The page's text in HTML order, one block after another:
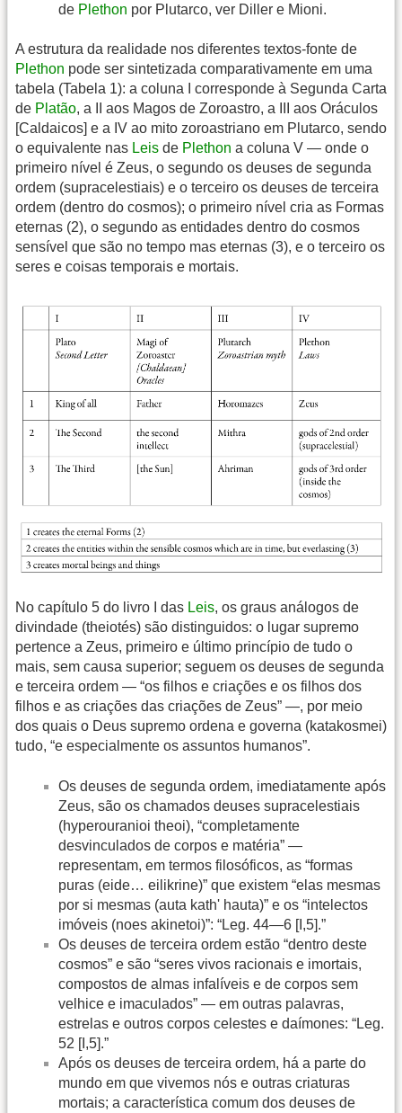
de Plethon por Plutarco, ver Diller e Mioni.
A estrutura da realidade nos diferentes textos-fonte de
Plethon pode ser sintetizada comparativamente em uma
tabela (Tabela 1): a coluna I corresponde à Segunda Carta
de Platão, a II aos Magos de Zoroastro, a III aos Oráculos
[Caldaicos] e a IV ao mito zoroastriano em Plutarco, sendo
o equivalente nas Leis de Plethon a coluna V — onde o
primeiro nível é Zeus, o segundo os deuses de segunda
ordem (supracelestiais) e o terceiro os deuses de terceira
ordem (dentro do cosmos); o primeiro nível cria as Formas
eternas (2), o segundo as entidades dentro do cosmos
sensível que são no tempo mas eternas (3), e o terceiro os
seres e coisas temporais e mortais.
No capítulo 5 do livro I das Leis, os graus análogos de
divindade (theiotés) são distinguidos: o lugar supremo
pertence a Zeus, primeiro e último princípio de tudo o
mais, sem causa superior; seguem os deuses de segunda
e terceira ordem — “os filhos e criações e os filhos dos
filhos e as criações das criações de Zeus” —, por meio
dos quais o Deus supremo ordena e governa (katakosmei)
tudo, “e especialmente os assuntos humanos”.
Os deuses de segunda ordem, imediatamente após
Zeus, são os chamados deuses supracelestiais
(hyperouranioi theoi), “completamente
desvinculados de corpos e matéria” —
representam, em termos filosóficos, as “formas
puras (eide… eilikrine)” que existem “elas mesmas
por si mesmas (auta kath' hauta)” e os “intelectos
imóveis (noes akinetoi)”: “Leg. 44—6 [I,5].”
Os deuses de terceira ordem estão “dentro deste
cosmos” e são “seres vivos racionais e imortais,
compostos de almas infalíveis e de corpos sem
velhice e imaculados” — em outras palavras,
estrelas e outros corpos celestes e daímones: “Leg.
52 [I,5].”
Após os deuses de terceira ordem, há a parte do
mundo em que vivemos nós e outras criaturas
mortais; a característica comum dos deuses de